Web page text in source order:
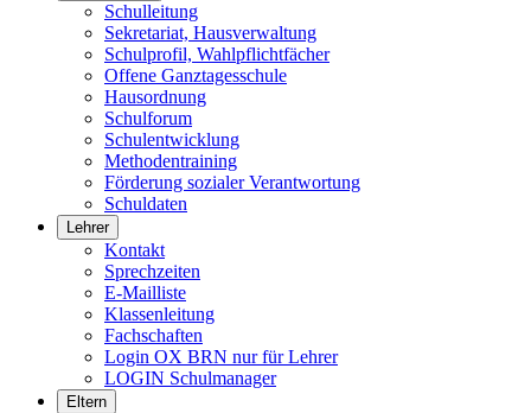
Schulleitung
Sekretariat, Hausverwaltung
Schulprofil, Wahlpflichtfächer
Offene Ganztagesschule
Hausordnung
Schulforum
Schulentwicklung
Methodentraining
Förderung sozialer Verantwortung
Schuldaten
Lehrer
Kontakt
Sprechzeiten
E-Mailliste
Klassenleitung
Fachschaften
Login OX BRN nur für Lehrer
LOGIN Schulmanager
Eltern